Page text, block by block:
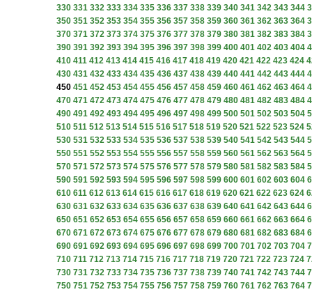
330 331 332 333 334 335 336 337 338 339 340 341 342 343 344
350 351 352 353 354 355 356 357 358 359 360 361 362 363 364
370 371 372 373 374 375 376 377 378 379 380 381 382 383 384
390 391 392 393 394 395 396 397 398 399 400 401 402 403 404
410 411 412 413 414 415 416 417 418 419 420 421 422 423 424
430 431 432 433 434 435 436 437 438 439 440 441 442 443 444
450 451 452 453 454 455 456 457 458 459 460 461 462 463 464
470 471 472 473 474 475 476 477 478 479 480 481 482 483 484
490 491 492 493 494 495 496 497 498 499 500 501 502 503 504
510 511 512 513 514 515 516 517 518 519 520 521 522 523 524
530 531 532 533 534 535 536 537 538 539 540 541 542 543 544
550 551 552 553 554 555 556 557 558 559 560 561 562 563 564
570 571 572 573 574 575 576 577 578 579 580 581 582 583 584
590 591 592 593 594 595 596 597 598 599 600 601 602 603 604
610 611 612 613 614 615 616 617 618 619 620 621 622 623 624
630 631 632 633 634 635 636 637 638 639 640 641 642 643 644
650 651 652 653 654 655 656 657 658 659 660 661 662 663 664
670 671 672 673 674 675 676 677 678 679 680 681 682 683 684
690 691 692 693 694 695 696 697 698 699 700 701 702 703 704
710 711 712 713 714 715 716 717 718 719 720 721 722 723 724
730 731 732 733 734 735 736 737 738 739 740 741 742 743 744
750 751 752 753 754 755 756 757 758 759 760 761 762 763 764